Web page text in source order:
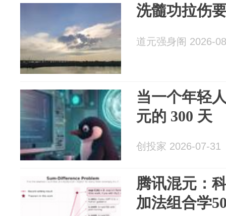
洗髓功拉伤
道元强身阁 2026-
当一个年轻
元的 300 天
创投家 2026-07-31
腾讯混元：
加法组合学